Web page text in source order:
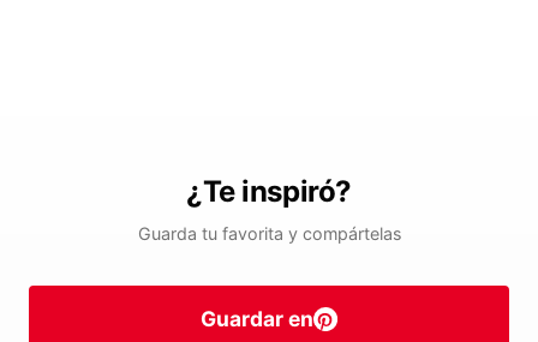
¿Te inspiró?
Guarda tu favorita y compártelas
Guardar en